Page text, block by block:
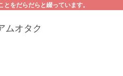
をだらだらと綴っています。
ムオタク